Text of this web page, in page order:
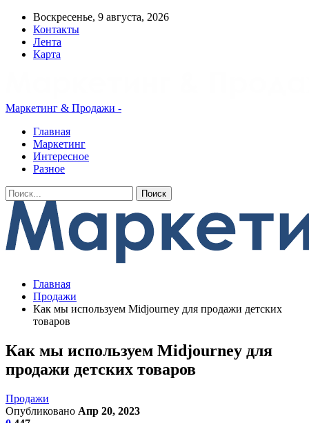
Воскресенье, 9 августа, 2026
Контакты
Лента
Карта
Маркетинг & Продажи -
Главная
Маркетинг
Интересное
Разное
Главная
Продажи
Как мы используем Midjourney для продажи детских
товаров
Как мы используем Midjourney для
продажи детских товаров
Продажи
Опубликовано Апр 20, 2023